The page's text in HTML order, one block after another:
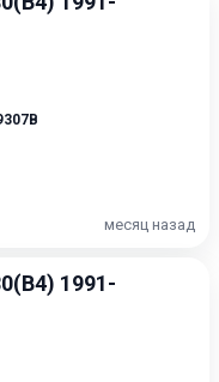
месяц назад
1991-